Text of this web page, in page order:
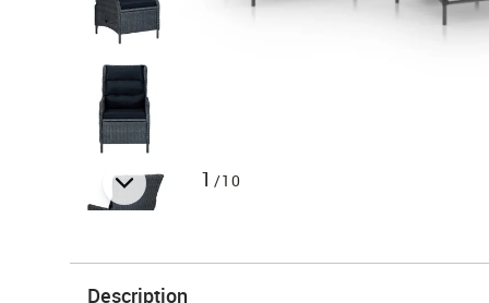
1 /10
Description